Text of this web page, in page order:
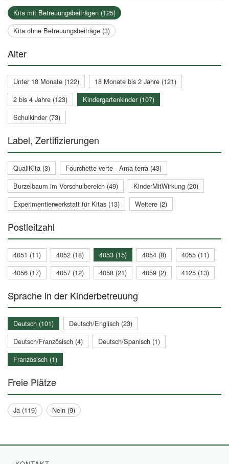
Kita mit Betreuungsbeiträgen (125)
Kita ohne Betreuungsbeiträge (3)
Alter
Unter 18 Monate (122)
18 Monate bis 2 Jahre (121)
2 bis 4 Jahre (123)
Kindergartenkinder (107)
Schulkinder (73)
Label, Zertifizierungen
QualiKita (3)
Fourchette verte - Ama terra (43)
Burzelbaum im Vorschulbereich (49)
KinderMitWirkung (20)
Experimentierwerkstatt für Kitas (13)
Weitere (2)
Postleitzahl
4051 (11) 4052 (18) 4053 (15) 4054 (8)
4055 (11)
4056 (17)
4057 (12) 4058 (21) 4059 (2) 4125 (13)
Sprache in der Kinderbetreuung
Deutsch (101)
Deutsch/Englisch (23)
Deutsch/Französisch (4)
Deutsch/Spanisch (1)
Französisch (1)
Freie Plätze
Ja (119) Nein (9)